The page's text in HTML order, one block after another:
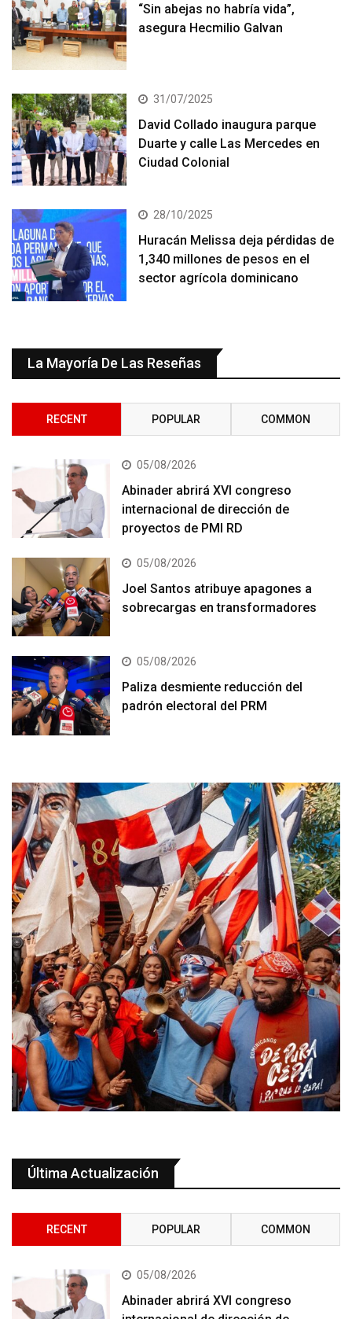
“Sin abejas no habría vida”,
asegura Hecmilio Galvan
31/07/2025
David Collado inaugura parque
Duarte y calle Las Mercedes en
Ciudad Colonial
28/10/2025
Huracán Melissa deja pérdidas de
1,340 millones de pesos en el
sector agrícola dominicano
La Mayoría De Las Reseñas
RECENT POPULAR COMMON
05/08/2026
Abinader abrirá XVI congreso
internacional de dirección de
proyectos de PMI RD
05/08/2026
Joel Santos atribuye apagones a
sobrecargas en transformadores
05/08/2026
Paliza desmiente reducción del
padrón electoral del PRM
Última Actualización
RECENT POPULAR COMMON
05/08/2026
Abinader abrirá XVI congreso